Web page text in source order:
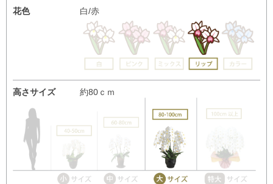
花色 白/赤
高さサイズ 約80ｃｍ